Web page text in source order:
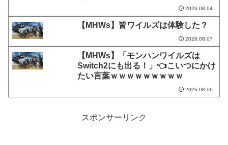
2026.08.04
【MHWs】皆ワイルズは体験した？
2026.08.07
【MHWs】「モンハンワイルズは
Switch2にも出る！」👈こいつにかけ
たい言葉ｗｗｗｗｗｗｗｗｗ
2026.08.06
スポンサーリンク